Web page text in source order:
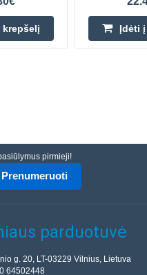
krepšelį Įdėti
pirmieji!
Prenumeruoti
parduotuvė
g. 20, LT-03229 Vilnius, Lietuva
64502448